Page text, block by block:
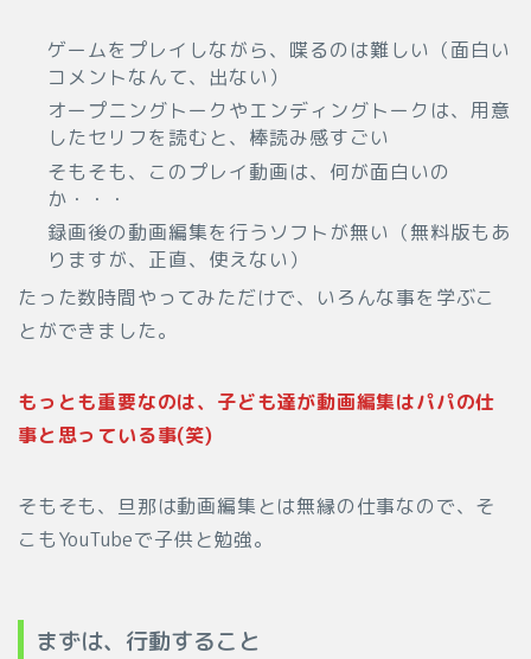
ゲームをプレイしながら、喋るのは難しい（面白い
コメントなんて、出ない）
オープニングトークやエンディングトークは、用意
したセリフを読むと、棒読み感すごい
そもそも、このプレイ動画は、何が面白いの
か・・・
録画後の動画編集を行うソフトが無い（無料版もあ
りますが、正直、使えない）
たった数時間やってみただけで、いろんな事を学ぶこ
とができました。
もっとも重要なのは、子ども達が動画編集はパパの仕
事と思っている事(笑)
そもそも、旦那は動画編集とは無縁の仕事なので、そ
こもYouTubeで子供と勉強。
まずは、行動すること